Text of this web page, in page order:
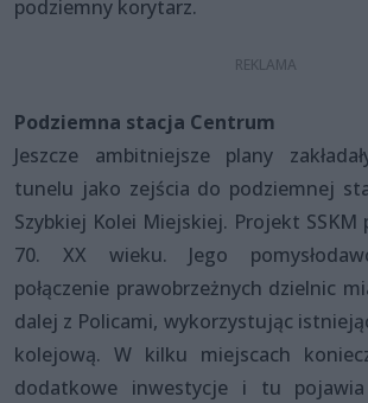
podziemny korytarz.
Podziemna stacja Centrum
Jeszcze ambitniejsze plany
tunelu jako zejścia do podziemnej
Szybkiej Kolei Miejskiej. Projekt SSKM
70. XX wieku. Jego
połączenie prawobrzeżnych dzielnic
dalej z Policami, wykorzystując
kolejową. W kilku miejscach
dodatkowe inwestycje i tu